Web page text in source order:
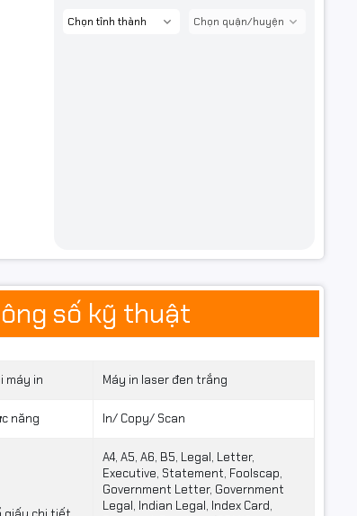
số kỹ thuật
máy in Máy in laser đen trắng
năng In/ Copy/ Scan
A4, A5, A6, B5, Legal, Letter,
Executive, Statement, Foolscap,
Government Letter, Government
Legal, Indian Legal, Index Card,